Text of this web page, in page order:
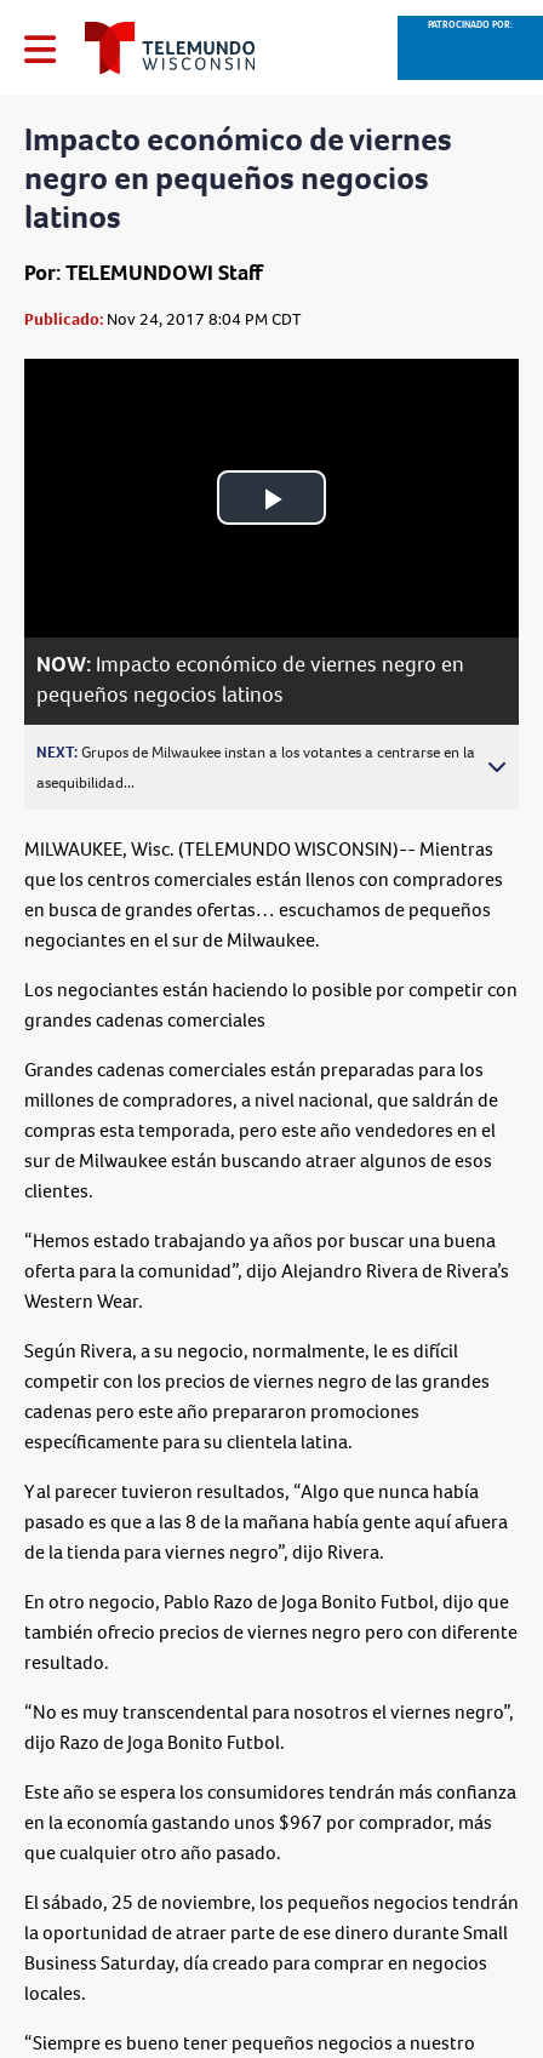
PATROCINADO POR:
Impacto económico de viernes
negro en pequeños negocios
latinos
Por: TELEMUNDOWI Staff
Publicado: Nov 24, 2017 8:04 PM CDT
Play
NOW: Impacto económico de viernes negro en
pequeños negocios latinos
NEXT:Grupos de Milwaukee instan a los votantes a centrarse en la
asequibilidad...
MILWAUKEE, Wisc. (TELEMUNDO WISCONSIN)-- Mientras
que los centros comerciales están llenos con compradores
en busca de grandes ofertas… escuchamos de pequeños
negociantes en el sur de Milwaukee.
Los negociantes están haciendo lo posible por competir con
grandes cadenas comerciales
Grandes cadenas comerciales están preparadas para los
millones de compradores, a nivel nacional, que saldrán de
compras esta temporada, pero este año vendedores en el
sur de Milwaukee están buscando atraer algunos de esos
clientes.
“Hemos estado trabajando ya años por buscar una buena
oferta para la comunidad”, dijo Alejandro Rivera de Rivera’s
Western Wear.
Según Rivera, a su negocio, normalmente, le es difícil
competir con los precios de viernes negro de las grandes
cadenas pero este año prepararon promociones
específicamente para su clientela latina.
Y al parecer tuvieron resultados, “Algo que nunca había
pasado es que a las 8 de la mañana había gente aquí afuera
de la tienda para viernes negro”, dijo Rivera.
En otro negocio, Pablo Razo de Joga Bonito Futbol, dijo que
también ofrecio precios de viernes negro pero con diferente
resultado.
“No es muy transcendental para nosotros el viernes negro”,
dijo Razo de Joga Bonito Futbol.
Este año se espera los consumidores tendrán más confianza
en la economía gastando unos $967 por comprador, más
que cualquier otro año pasado.
El sábado, 25 de noviembre, los pequeños negocios tendrán
la oportunidad de atraer parte de ese dinero durante Small
Business Saturday, día creado para comprar en negocios
locales.
“Siempre es bueno tener pequeños negocios a nuestro